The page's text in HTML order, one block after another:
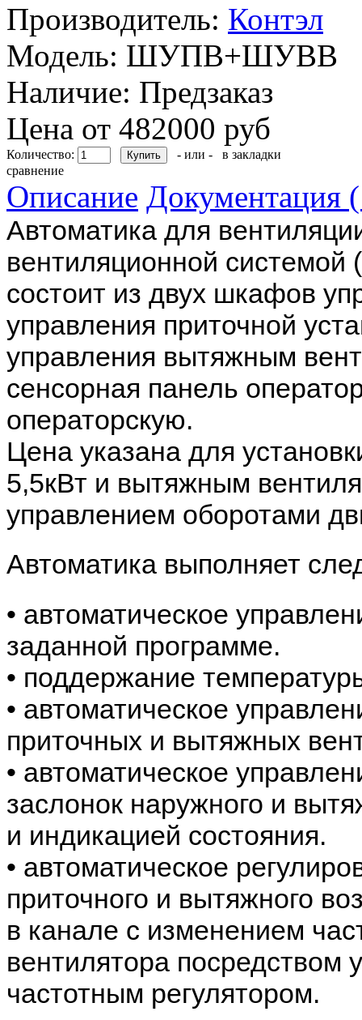
Производитель: Контэл
Модель: ШУПВ+ШУВВ
Наличие: Предзаказ
Цена от 482000 руб
Количество: - или -
в закладки
сравнение
Описание Документация
Автоматика для
вентиляционной системой
состоит из двух шкафов
управления приточной
управления вытяжным
сенсорная панель
операторскую.
Цена указана для
5,5кВт и вытяжным
управлением оборотами
Автоматика выполняет
• автоматическое
заданной программе.
• поддержание
• автоматическое
приточных и вытяжных
• автоматическое
заслонок наружного и
и индикацией состояния.
• автоматическое
приточного и вытяжного
в канале с изменением
вентилятора посредством
частотным регулятором.